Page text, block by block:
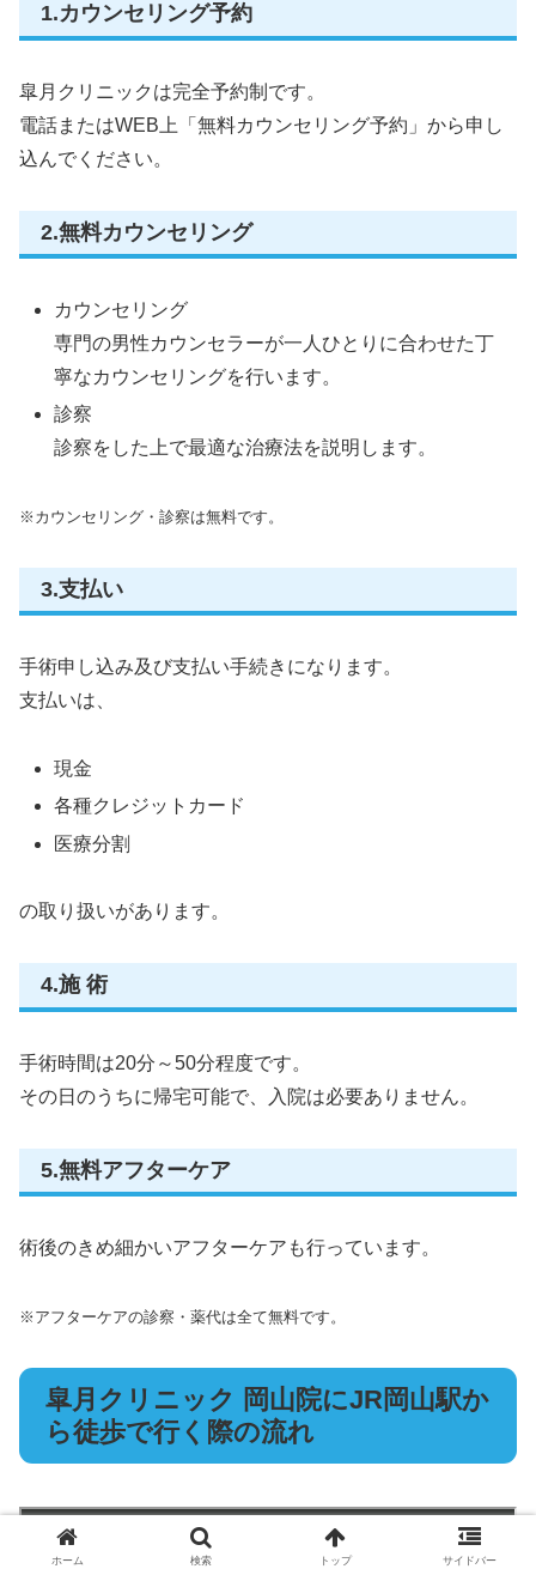
1.カウンセリング予約
皐月クリニックは完全予約制です。
電話またはWEB上「無料カウンセリング予約」から申し
込んでください。
2.無料カウンセリング
カウンセリング
専門の男性カウンセラーが一人ひとりに合わせた丁
寧なカウンセリングを行います。
診察
診察をした上で最適な治療法を説明します。
※カウンセリング・診察は無料です。
3.支払い
手術申し込み及び支払い手続きになります。
支払いは、
現金
各種クレジットカード
医療分割
の取り扱いがあります。
4.施 術
手術時間は20分～50分程度です。
その日のうちに帰宅可能で、入院は必要ありません。
5.無料アフターケア
術後のきめ細かいアフターケアも行っています。
※アフターケアの診察・薬代は全て無料です。
皐月クリニック 岡山院にJR岡山駅か
ら徒歩で行く際の流れ
ホーム 検索 トップ サイドバー